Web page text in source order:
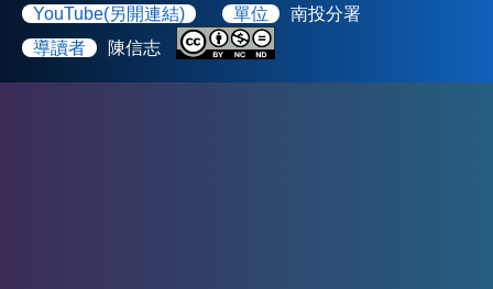
YouTube(另開連結)
單位
南投分署
導讀者
陳信志